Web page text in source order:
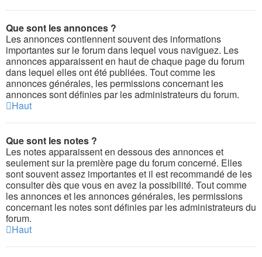
Que sont les annonces ?
Les annonces contiennent souvent des informations
importantes sur le forum dans lequel vous naviguez. Les
annonces apparaissent en haut de chaque page du forum
dans lequel elles ont été publiées. Tout comme les
annonces générales, les permissions concernant les
annonces sont définies par les administrateurs du forum.
Haut
Que sont les notes ?
Les notes apparaissent en dessous des annonces et
seulement sur la première page du forum concerné. Elles
sont souvent assez importantes et il est recommandé de les
consulter dès que vous en avez la possibilité. Tout comme
les annonces et les annonces générales, les permissions
concernant les notes sont définies par les administrateurs du
forum.
Haut